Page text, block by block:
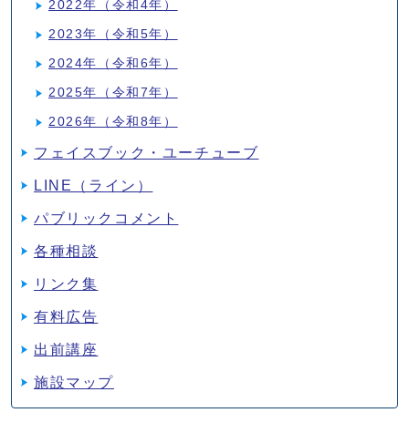
2022年（令和4年）
2023年（令和5年）
2024年（令和6年）
2025年（令和7年）
2026年（令和8年）
フェイスブック・ユーチューブ
LINE（ライン）
パブリックコメント
各種相談
リンク集
有料広告
出前講座
施設マップ